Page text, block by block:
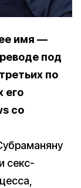
имя —
под
по
его
со
секс-